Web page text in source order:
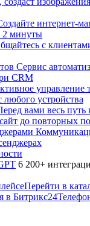
интернет-
2 минуты
с
Сервис
CRM
управление
любого устройства
вами весь
до повторных
6 200+
Перейти в
в Битрикс24